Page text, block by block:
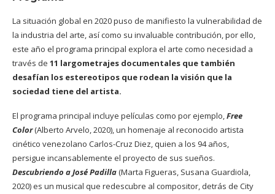
La situación global en 2020 puso de manifiesto la vulnerabilidad de
la industria del arte, así como su invaluable contribución, por ello,
este año el programa principal explora el arte como necesidad a
través de 11 largometrajes documentales que también
desafían los estereotipos que rodean la visión que la
sociedad tiene del artista.
El programa principal incluye películas como por ejemplo,Free
Color(Alberto Arvelo, 2020), un homenaje al reconocido artista
cinético venezolano Carlos-Cruz Diez, quien a los 94 años,
persigue incansablemente el proyecto de sus sueños.
Descubriendo a José Padilla(Marta Figueras, Susana Guardiola,
2020) es un musical que redescubre al compositor, detrás de City